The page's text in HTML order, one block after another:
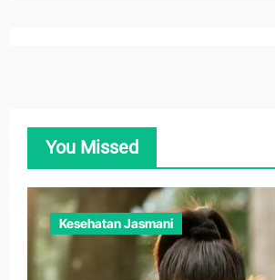
You Missed
Kesehatan Jasmani